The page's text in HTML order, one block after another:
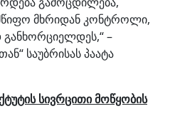
მხრიდან კონტროლი,
–
საუბრისას პაატა
სივრცითი მოწყობის